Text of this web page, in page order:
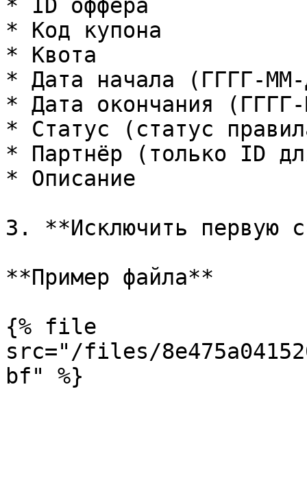
* ID оффера
* Код купона
* Квота
* Дата начала (ГГГГ-
* Дата окончания
* Статус (статус
* Партнёр (только ID
* Описание
3. **Исключить первую
**Пример файла**
{% file
src="/files/